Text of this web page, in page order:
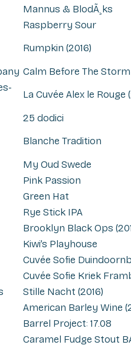
Mannus & BlodÃ¸ks
Raspberry Sour
Rumpkin (2016)
Calm Before The Storm
La Cuvée Alex le Rouge
25 dodici
Blanche Tradition
My Oud Swede
Pink Passion
Green Hat
Rye Stick IPA
Brooklyn Black Ops
Kiwi’s Playhouse
Cuvée Sofie
Cuvée Sofie Kriek
Stille Nacht (2016)
American Barley Wine
Barrel Project: 17.08
Caramel Fudge Stout